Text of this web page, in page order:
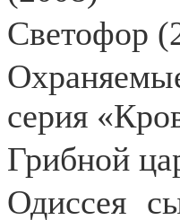
Светофор
серия
Грибной
Одиссея